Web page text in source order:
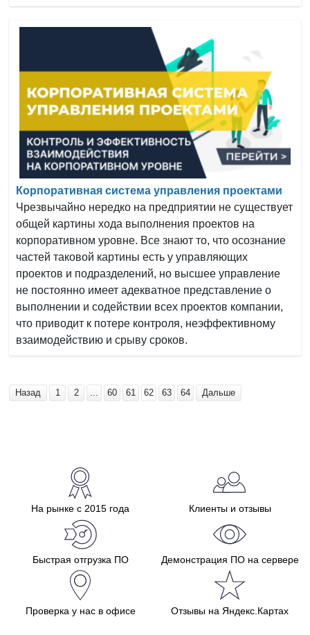
Корпоративная система управления проектами
Чрезвычайно нередко на предприятии не существует
общей картины хода выполнения проектов на
корпоративном уровне. Все знают то, что осознание
частей таковой картины есть у управляющих
проектов и подразделений, но высшее управление
не постоянно имеет адекватное представление о
выполнении и содействии всех проектов компании,
что приводит к потере контроля, неэффективному
взаимодействию и срыву сроков.
Назад 1 2 ... 60 61 62 63 64 Дальше
На рынке с 2015 года Клиенты и отзывы
Быстрая отгрузка ПО Демонстрация ПО на сервере
Проверка у нас в офисе Отзывы на Яндекс.Картах